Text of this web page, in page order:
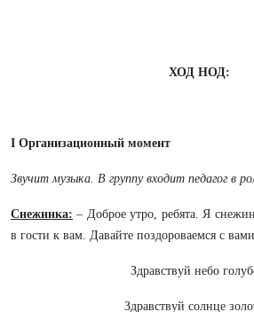
ХОД НОД:
I Организационный момент
Звучит музыка. В группу входит педагог в
Снежинка: – Доброе утро, ребята. Я
в гости к вам. Давайте поздороваемся с
Здравствуй небо
Здравствуй солнце